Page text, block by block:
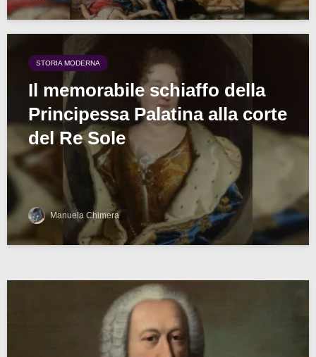
STORIA MODERNA
Il memorabile schiaffo della
Principessa Palatina alla corte
del Re Sole
Manuela Chimera